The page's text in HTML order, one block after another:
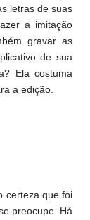
letras de suas
a imitação
gravar as
de sua
Ela costuma
a edição.
certeza que foi
preocupe. Há